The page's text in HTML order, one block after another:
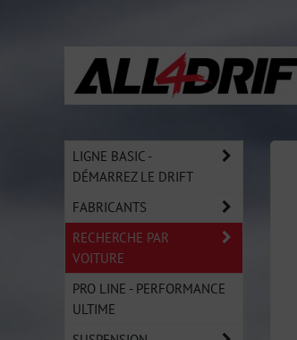
LIGNE BASIC -
DÉMARREZ LE DRIFT
FABRICANTS
RECHERCHE PAR
VOITURE
PRO LINE - PERFORMANCE
ULTIME